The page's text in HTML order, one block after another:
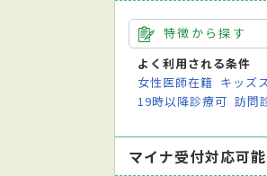
特徴から探す
よく利用される条件
女性医師在籍 キッズ
19時以降診療可 訪問
マイナ受付対応可